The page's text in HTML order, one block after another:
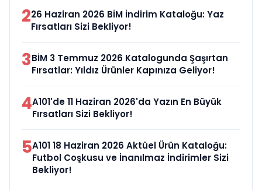
226 Haziran 2026 BİM İndirim Kataloğu: Yaz
Fırsatları Sizi Bekliyor!
3BİM 3 Temmuz 2026 Katalogunda Şaşırtan
Fırsatlar: Yıldız Ürünler Kapınıza Geliyor!
4A101'de 11 Haziran 2026'da Yazın En Büyük
Fırsatları Sizi Bekliyor!
5A101 18 Haziran 2026 Aktüel Ürün Kataloğu:
Futbol Coşkusu ve İnanılmaz İndirimler Sizi
Bekliyor!